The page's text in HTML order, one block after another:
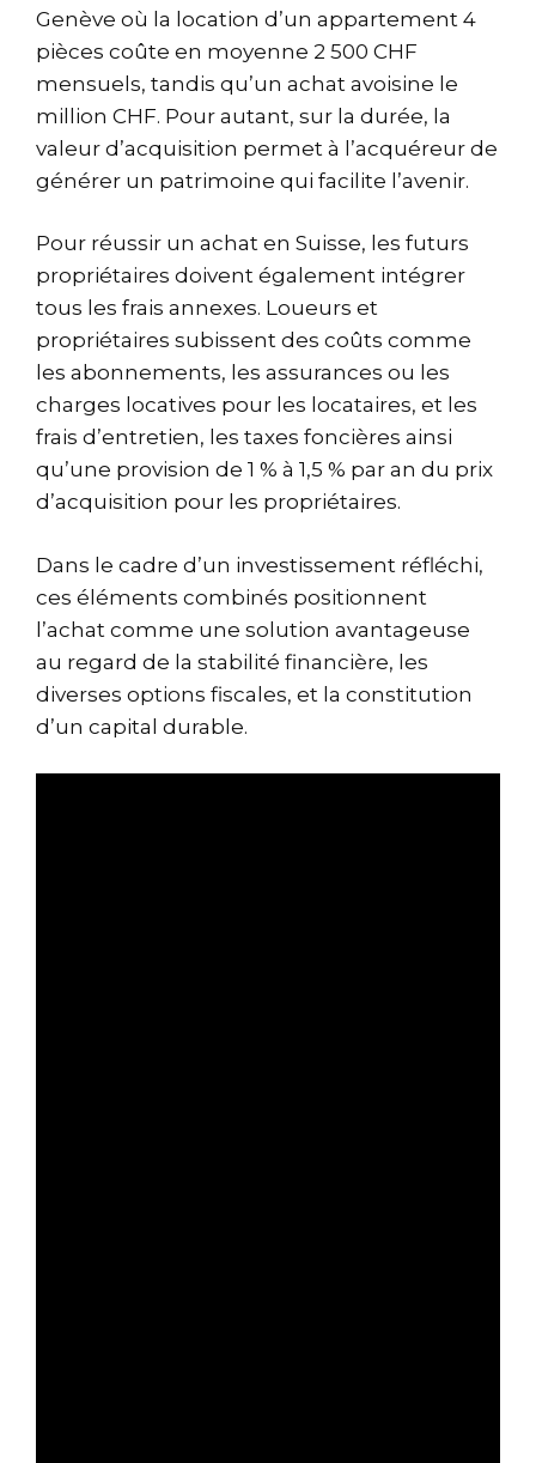
Genève où la location d’un appartement 4
pièces coûte en moyenne 2 500 CHF
mensuels, tandis qu’un achat avoisine le
million CHF. Pour autant, sur la durée, la
valeur d’acquisition permet à l’acquéreur de
générer un patrimoine qui facilite l’avenir.
Pour réussir un achat en Suisse, les futurs
propriétaires doivent également intégrer
tous les frais annexes. Loueurs et
propriétaires subissent des coûts comme
les abonnements, les assurances ou les
charges locatives pour les locataires, et les
frais d’entretien, les taxes foncières ainsi
qu’une provision de 1 % à 1,5 % par an du prix
d’acquisition pour les propriétaires.
Dans le cadre d’un investissement réfléchi,
ces éléments combinés positionnent
l’achat comme une solution avantageuse
au regard de la stabilité financière, les
diverses options fiscales, et la constitution
d’un capital durable.